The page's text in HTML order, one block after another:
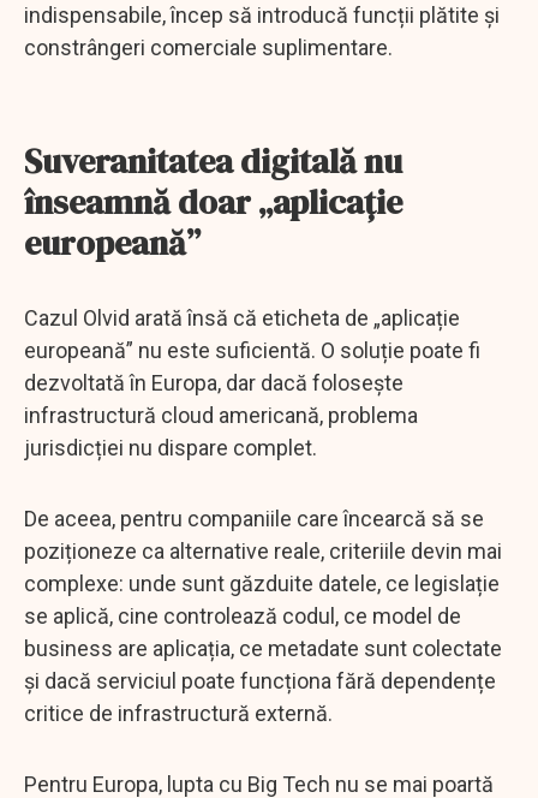
indispensabile, încep să introducă funcții plătite și
constrângeri comerciale suplimentare.
Suveranitatea digitală nu
înseamnă doar „aplicație
europeană”
Cazul Olvid arată însă că eticheta de „aplicație
europeană” nu este suficientă. O soluție poate fi
dezvoltată în Europa, dar dacă folosește
infrastructură cloud americană, problema
jurisdicției nu dispare complet.
De aceea, pentru companiile care încearcă să se
poziționeze ca alternative reale, criteriile devin mai
complexe: unde sunt găzduite datele, ce legislație
se aplică, cine controlează codul, ce model de
business are aplicația, ce metadate sunt colectate
și dacă serviciul poate funcționa fără dependențe
critice de infrastructură externă.
Pentru Europa, lupta cu Big Tech nu se mai poartă